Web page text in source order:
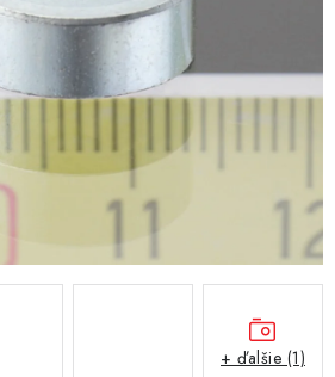
+ ďalšie (1)